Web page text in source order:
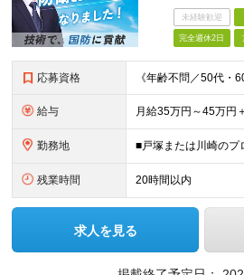
未経験歓迎
完全週休2日
応募資格
給与
勤務地
残業時間 20時間以内
求人を見る